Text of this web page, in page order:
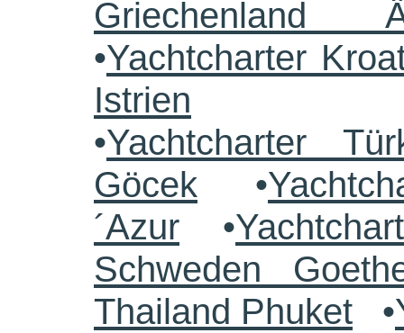
Griechenland
•Yachtcharter
Istrien
•Yachtcharter
Göcek •
´Azur •
Schweden
Thailand Phuket •